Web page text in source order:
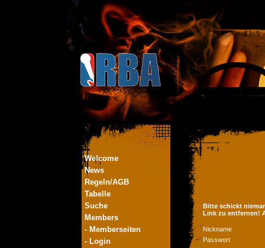
Welcome
News
Regeln/AGB
Tabelle
Suche
Members
- Memberseiten
- Login
Bitte schickt
Link zu entfernen!
Nickname
Passwort